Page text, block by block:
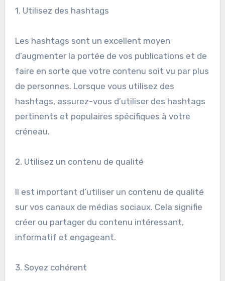
1. Utilisez des hashtags
Les hashtags sont un excellent moyen
d’augmenter la portée de vos publications et de
faire en sorte que votre contenu soit vu par plus
de personnes. Lorsque vous utilisez des
hashtags, assurez-vous d’utiliser des hashtags
pertinents et populaires spécifiques à votre
créneau.
2. Utilisez un contenu de qualité
Il est important d’utiliser un contenu de qualité
sur vos canaux de médias sociaux. Cela signifie
créer ou partager du contenu intéressant,
informatif et engageant.
3. Soyez cohérent